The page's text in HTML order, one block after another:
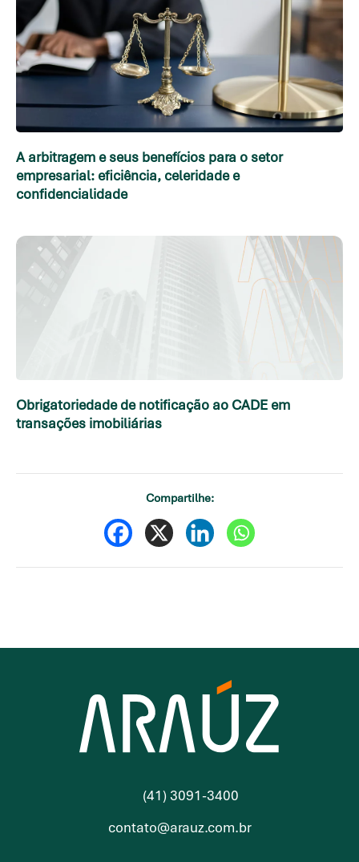
A arbitragem e seus benefícios para o setor
empresarial: eficiência, celeridade e
confidencialidade
Obrigatoriedade de notificação ao CADE em
transações imobiliárias
Compartilhe:
(41) 3091-3400
contato@arauz.com.br